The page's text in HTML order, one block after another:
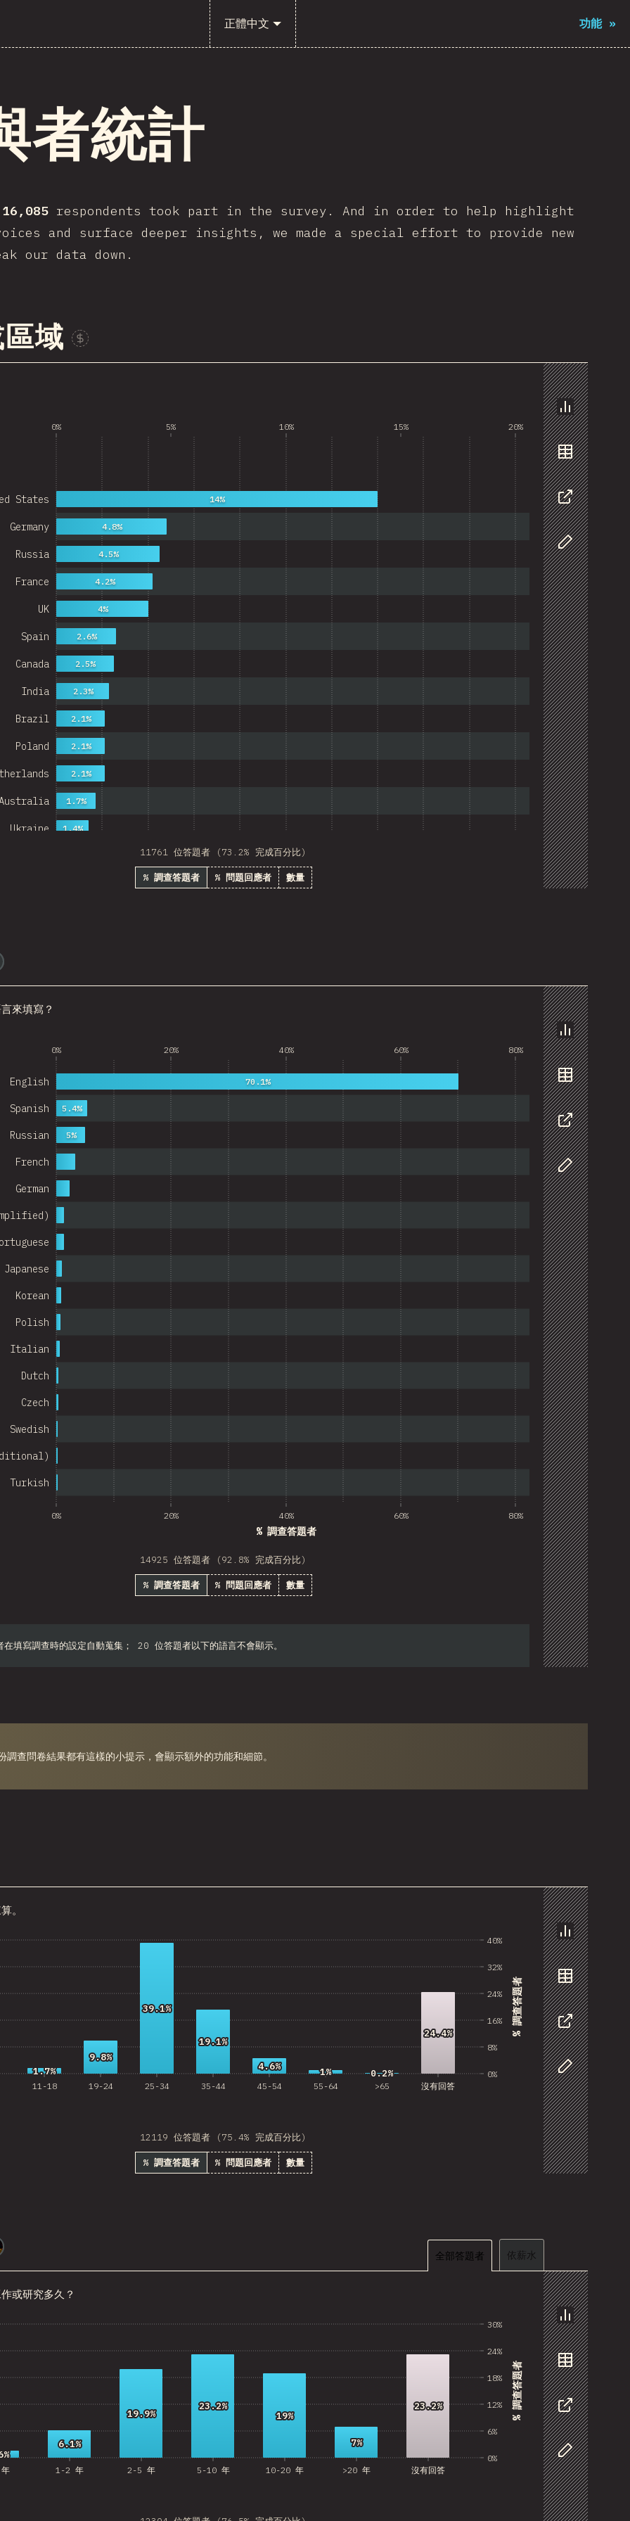
正體中文 功能»
者統計
16,085 respondents took part in the survey. And in order to help highlight
and surface deeper insights, we made a special effort to provide new
our data down.
域 贊助這張圖表
圖表
資料
分享
自訂資料
0% 5% 10% 15% 20%
Uruguay
Slovakia
Greece
Finland
Turkey
Zealand
Chile
Belarus
Denmark
Israel
Romania
Korea
Portugal
Austria
Belgium
Ukraine
Poland
Brazil
India
Canada
Spain
UK
France
Russia
Germany
States
1.4%
1.7%
2.1%
2.1%
2.1%
2.3%
2.5%
2.6%
4%
4.2%
4.5%
4.8%
14%
11761 位答題者 (73.2% 完成百分比)
% 調查答題者 % 問題回應者 數量
圖表
資料
分享
自訂資料
來填寫？
0% 20% 40% 60% 80%
0% 20% 40% 60% 80%
% 調查答題者
Turkish
Swedish
Czech
Dutch
Italian
Polish
Korean
Japanese
German
French
Russian
Spanish
English
5%
5.4%
70.1%
14925 位答題者 (92.8% 完成百分比)
% 調查答題者 % 問題回應者 數量
在填寫調查時的設定自動蒐集； 20 位答題者以下的語言不會顯示。
調查問卷結果都有這樣的小提示，會顯示額外的功能和細節。
圖表
資料
分享
自訂資料
。
0%
8%
16%
24%
32%
40%
% 調查答題者
11-18 19-24 25-34 35-44 45-54 55-64 >65 沒有回答
1.7%
1.7%
9.8%
9.8%
39.1%
39.1%
19.1%
19.1%
4.6%
4.6% 1%
1% 0.2%
0.2%
24.4%
24.4%
12119 位答題者 (75.4% 完成百分比)
% 調查答題者 % 問題回應者 數量
全部答題者 依薪水
圖表
資料
分享
自訂資料
或研究多久？
0%
6%
12%
18%
24%
30%
% 調查答題者
1-2 年 2-5 年 5-10 年 10-20 年 >20 年 沒有回答
6.1%
6.1%
19.9%
19.9%
23.2%
23.2%
19%
19%
7%
7%
23.2%
23.2%